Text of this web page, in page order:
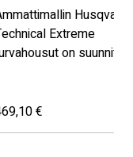
Husqvarna
Extreme
on
materiaalien
niiden
€